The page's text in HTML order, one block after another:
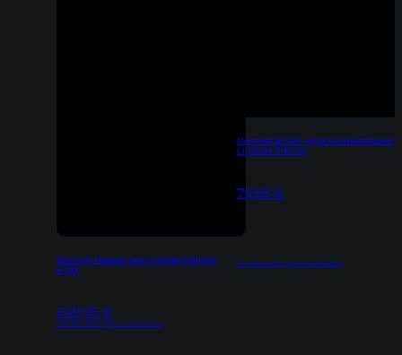
Damast Messer Set Limited Edition,
6-tlg.
649,95 €
Inkl. 19% MwSt | zzgl. Versandkosten
Damast Schäl- und Garniermesser
Limited Edition
79,95 €
Inkl. 19% MwSt | zzgl. Versandkosten